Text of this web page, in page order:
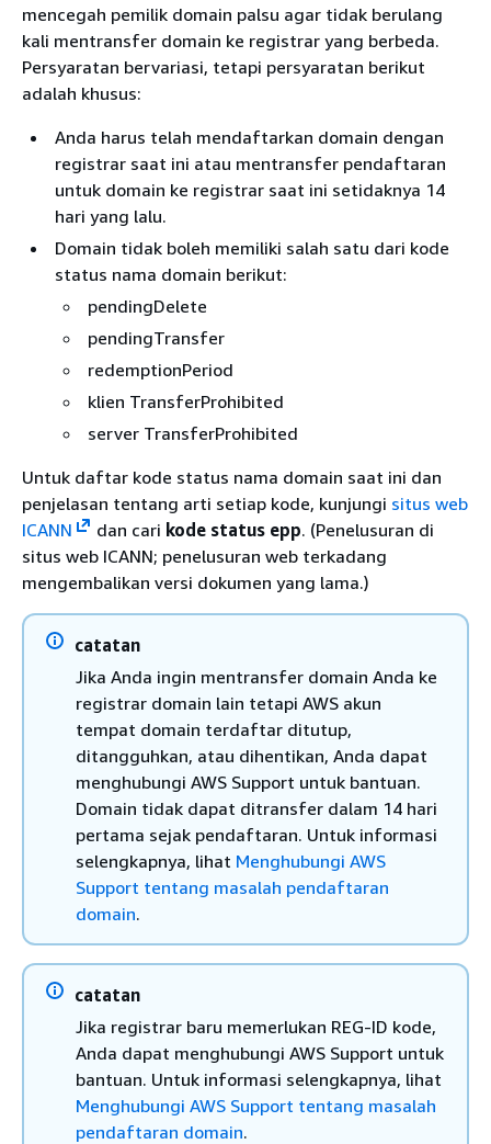
mencegah pemilik domain palsu agar tidak berulang
kali mentransfer domain ke registrar yang berbeda.
Persyaratan bervariasi, tetapi persyaratan berikut
adalah khusus:
Anda harus telah mendaftarkan domain dengan
registrar saat ini atau mentransfer pendaftaran
untuk domain ke registrar saat ini setidaknya 14
hari yang lalu.
Domain tidak boleh memiliki salah satu dari kode
status nama domain berikut:
pendingDelete
pendingTransfer
redemptionPeriod
klien TransferProhibited
server TransferProhibited
Untuk daftar kode status nama domain saat ini dan
penjelasan tentang arti setiap kode, kunjungi situs web
ICANN
dan cari kode status epp. (Penelusuran di
situs web ICANN; penelusuran web terkadang
mengembalikan versi dokumen yang lama.)
catatan
Jika Anda ingin mentransfer domain Anda ke
registrar domain lain tetapi AWS akun
tempat domain terdaftar ditutup,
ditangguhkan, atau dihentikan, Anda dapat
menghubungi AWS Support untuk bantuan.
Domain tidak dapat ditransfer dalam 14 hari
pertama sejak pendaftaran. Untuk informasi
selengkapnya, lihat Menghubungi AWS
Support tentang masalah pendaftaran
domain.
catatan
Jika registrar baru memerlukan REG-ID kode,
Anda dapat menghubungi AWS Support untuk
bantuan. Untuk informasi selengkapnya, lihat
Menghubungi AWS Support tentang masalah
pendaftaran domain.